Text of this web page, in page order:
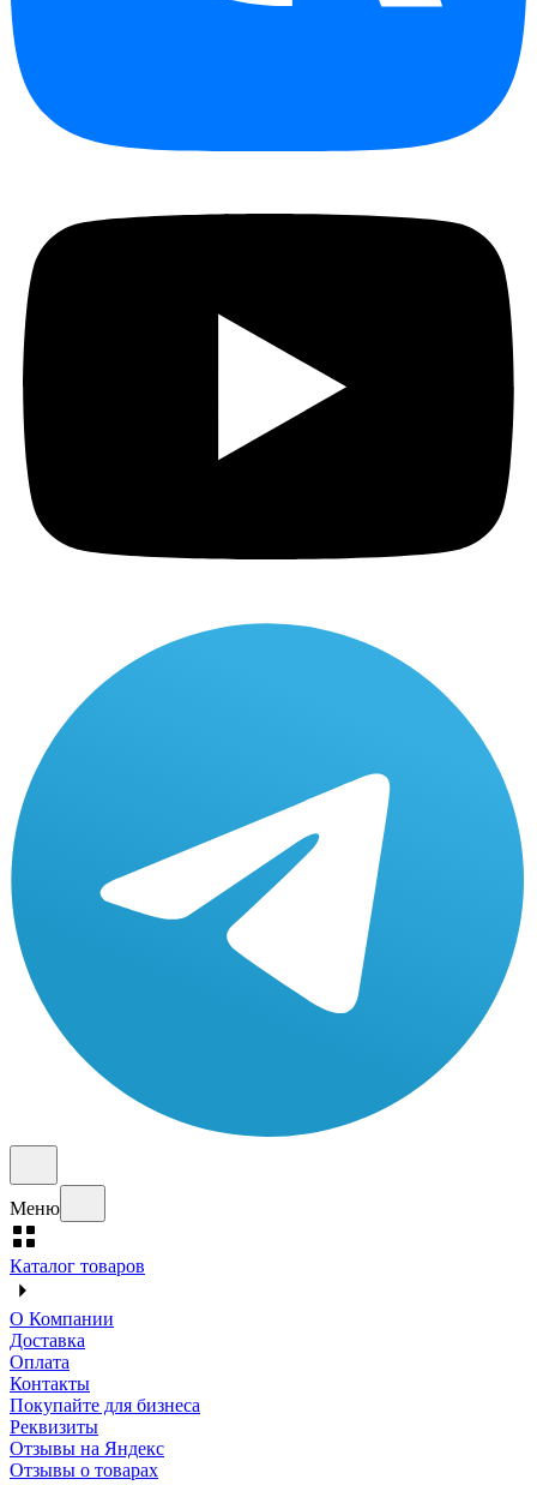
Меню
Каталог товаров
О Компании
Доставка
Оплата
Контакты
Покупайте для бизнеса
Реквизиты
Отзывы на Яндекс
Отзывы о товарах